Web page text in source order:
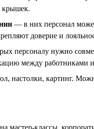
крышек.
— в них персонал
доверие и
персоналу нужно
между
настолки, картинг.
мастер-классы,